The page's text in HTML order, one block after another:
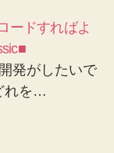
ードすればよ
発がしたいで
れを…